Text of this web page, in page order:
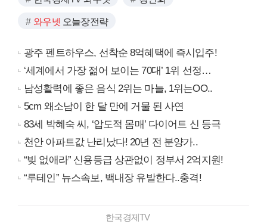
와우넷 오늘장전략
광주 펜트하우스, 선착순 8억혜택에 즉시입주!
‘세계에서 가장 젊어 보이는 70대’ 1위 선정…
남성활력에 좋은 음식 2위는 마늘, 1위는OO..
5cm 왜소남이 한 달 만에 거물 된 사연
83세 박혜숙 씨, ‘압도적 몸매’ 다이어트 신 등극
천안 아파트값 난리났다! 20년 전 분양가..
“빚 없애라” 신용등급 상관없이 정부서 2억지원!
“루테인” 뉴스속보, 백내장 유발한다..충격!
한국경제TV